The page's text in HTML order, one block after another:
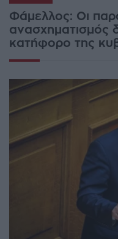
Φάμελλος: Οι
ανασχηματισμός
κατήφορο της